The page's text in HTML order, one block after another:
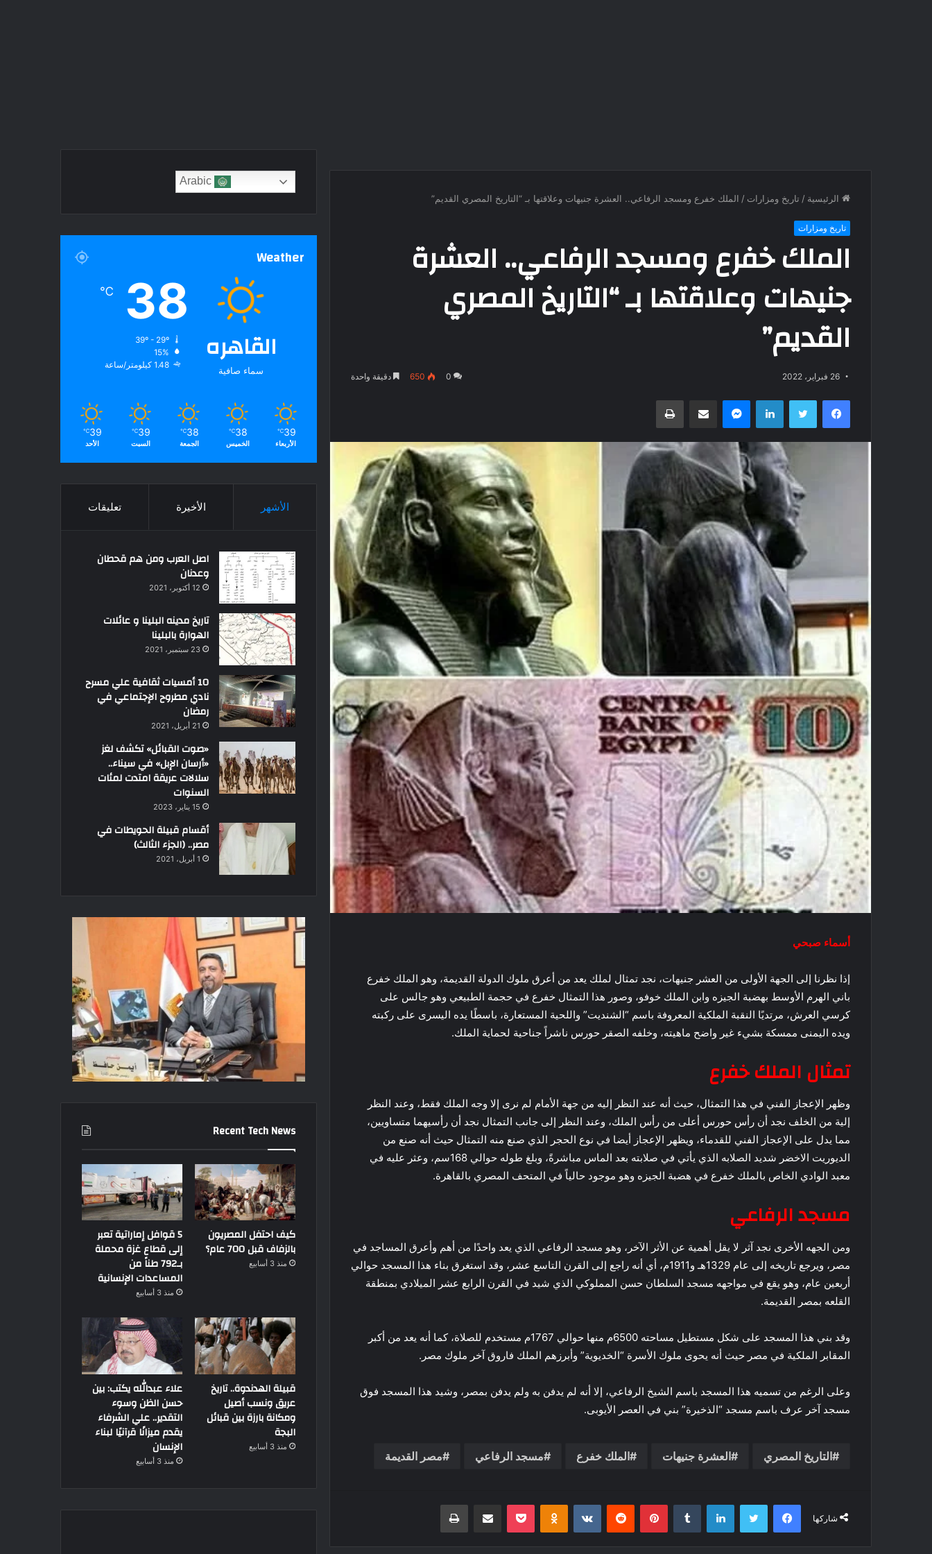
الرئيسية / تاريخ ومزارات / الملك خفرع ومسجد الرفاعي.. العشرة جنيهات وعلاقتها بـ “التاريخ المصري القديم”
تاريخ ومزارات
الملك خفرع ومسجد الرفاعي.. العشرة
جنيهات وعلاقتها بـ “التاريخ المصري
القديم”
26 فبراير، 2022 0
650 دقيقة واحدة
فيسبوك تويتر لينكدإن ماسنجر مشاركة عبر البريد طباعة
أسماء صبحي
إذا نظرنا إلى الجهة الأولى من العشر جنيهات، نجد تمثال لملك يعد من أعرق ملوك الدولة القديمة، وهو الملك خفرع
باني الهرم الأوسط بهضبة الجيزه وابن الملك خوفو، وصور هذا التمثال خفرع في حجمة الطبيعي وهو جالس على
كرسي العرش، مرتديًا النقبة الملكية المعروفة باسم “الشنديت” واللحية المستعارة، باسطًا يده اليسرى على ركبته
ويده اليمنى ممسكة بشيء غير واضح ماهيته، وخلفه الصقر حورس ناشراً جناحية لحماية الملك.
تمثال الملك خفرع
وظهر الإعجاز الفني في هذا التمثال، حيث أنه عند النظر إليه من جهة الأمام لم نرى إلا وجه الملك فقط، وعند النظر
إلية من الخلف نجد أن رأس حورس أعلى من رأس الملك، وعند النظر إلى جانب التمثال نجد أن رأسيهما متساويين،
مما يدل على الإعجاز الفني للقدماء، ويظهر الإعجاز أيضا في نوع الحجر الذي صنع منه التمثال حيث أنه صنع من
الديوريت الاخضر شديد الصلابه الذي يأتي في صلابته بعد الماس مباشرةً، وبلغ طوله حوالي 168سم، وعثر عليه في
معبد الوادي الخاص بالملك خفرع في هضبة الجيزه وهو موجود حالياً في المتحف المصري بالقاهرة.
مسجد الرفاعي
ومن الجهه الأخرى نجد آثر لا يقل أهمية عن الأثر الآخر، وهو مسجد الرفاعي الذي يعد واحدًا من أهم وأعرق المساجد في
مصر، ويرجع تاريخه إلى عام 1329هـ و1911م، أي أنه راجع إلى القرن التاسع عشر، وقد استغرق بناء هذا المسجد حوالي
أربعين عام، وهو يقع في مواجهه مسجد السلطان حسن المملوكي الذي شيد في القرن الرابع عشر الميلادي بمنطقة
القلعه بمصر القديمة.
وقد بني هذا المسجد على شكل مستطيل مساحته 6500م منها حوالي 1767م مستخدم للصلاة، كما أنه يعد من أكبر
المقابر الملكية في مصر حيث أنه يحوى ملوك الأسرة “الخديوية” وأبرزهم الملك فاروق آخر ملوك مصر.
وعلى الرغم من تسميه هذا المسجد باسم الشيخ الرفاعي، إلا أنه لم يدفن به ولم يدفن بمصر، وشيد هذا المسجد فوق
مسجد آخر عرف باسم مسجد “الذخيرة” بني في العصر الأيوبى.
التاريخ المصري العشرة جنيهات الملك خفرع مسجد الرفاعي مصر القديمة
شاركها
فيسبوك تويتر لينكدإن بينتيريست Odnoklassniki
بوكيت مشاركة عبر البريد طباعة
Arabic
Weather
القاهره
سماء صافية
38
℃
15%
1.48 كيلومتر/ساعة
39
℃
الأربعاء
38
℃
الخميس
38
℃
الجمعة
39
℃
السبت
39
℃
الأحد
الأشهر الأخيرة تعليقات
اصل العرب ومن هم قحطان
وعدنان
12 أكتوبر، 2021
تاريخ مدينه البلينا و عائلات
الهوارة بالبلينا
23 سبتمبر، 2021
10 أمسيات ثقافية علي مسرح
نادي مطروح الإجتماعي في
رمضان
21 أبريل، 2021
«صوت القبائل» تكشف لغز
«أرسان الإبل» في سيناء..
سلالات عريقة امتدت لمئات
السنوات
15 يناير، 2023
أقسام قبيلة الحويطات في
مصر.. (الجزء الثالث)
1 أبريل، 2021
Recent Tech News
كيف احتفل المصريون
بالزفاف قبل 700 عام؟
منذ 3 أسابيع
5 قوافل إماراتية تعبر
إلى قطاع غزة محملة
بـ792 طناً من
المساعدات الإنسانية
منذ 3 أسابيع
قبيلة الهدندوة.. تاريخ
عريق ونسب أصيل
ومكانة بارزة بين قبائل
البجة
منذ 3 أسابيع
علاء عبدالله يكتب: بين
حسن الظن وسوء
التقدير.. علي الشرفاء
يقدم ميزانًا قرآنيًا لبناء
الإنسان
منذ 3 أسابيع